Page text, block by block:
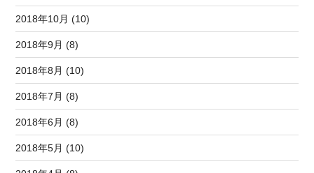
2018年10月 (10)
2018年9月 (8)
2018年8月 (10)
2018年7月 (8)
2018年6月 (8)
2018年5月 (10)